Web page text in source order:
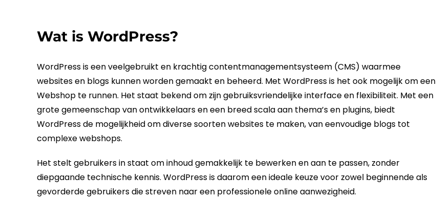
Wat is WordPress?
WordPressis een veelgebruikt en krachtig contentmanagementsysteem (CMS) waarmee
websites en blogs kunnen worden gemaakt en beheerd. Met WordPressis het ook mogelijk om een
Webshopte runnen. Het staat bekend om zijn gebruiksvriendelijke interface en flexibiliteit. Met een
grote gemeenschap van ontwikkelaars en een breed scala aan thema’s en plugins, biedt
WordPressde mogelijkheid om diverse soorten websites te maken, van eenvoudige blogs tot
complexe webshops.
Het stelt gebruikers in staat om inhoud gemakkelijk te bewerken en aan te passen, zonder
diepgaande technische kennis. WordPressis daarom een ideale keuze voor zowel beginnende als
gevorderde gebruikers die streven naar een professionele online aanwezigheid.